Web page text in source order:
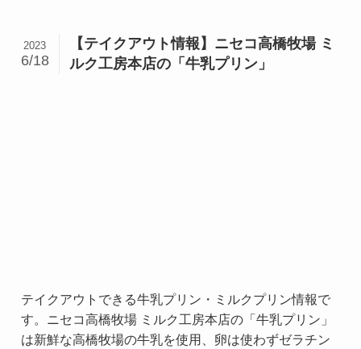
【テイクアウト情報】​ニセコ高橋牧場 ミ
ルク工房本店の「牛乳プリン」
2023
6/18
テイクアウトできる牛乳プリン・ミルクプリン情報で
す。ニセコ高橋牧場 ミルク工房本店の「牛乳プリン」
は新鮮な高橋牧場の牛乳を使用、卵は使わずゼラチン